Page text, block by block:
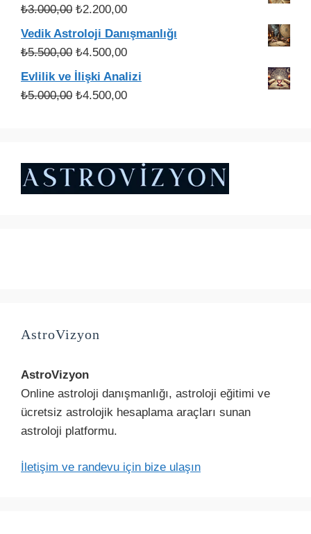
₺3.000,00 Orijinal
fiyat:
₺3.000,00.
₺2.200,00Şu
Vedik Astroloji Danışmanlığı
₺5.500,00 Orijinal
fiyat:
₺5.500,00.
₺4.500,00Şu
andaki
Evlilik ve İlişki Analizi
₺5.000,00 Orijinal
₺4.500,00Şu
AstroVizyon
AstroVizyon
Online astroloji danışmanlığı, astroloji eğitimi ve
ücretsiz astrolojik hesaplama araçları sunan
astroloji platformu.
İletişim ve randevu için bize ulaşın